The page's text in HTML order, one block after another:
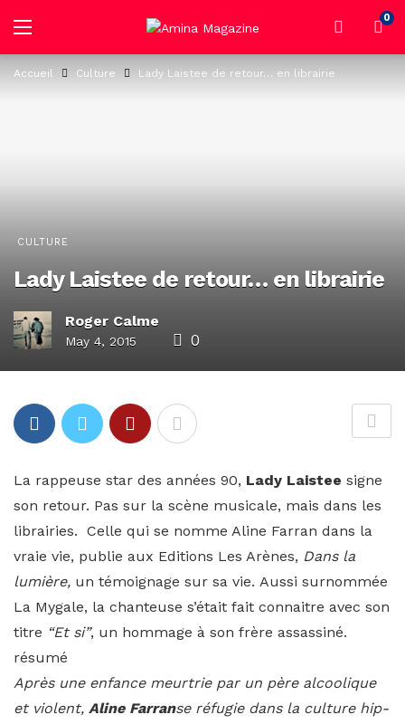
0
Accueil Culture Lady Laistee de retour… en librairie
CULTURE
Lady Laistee de retour… en librairie
Roger Calme
May 4, 2015 0
La rappeuse star des années 90, Lady Laistee signe
son retour. Pas sur la scène musicale, mais dans les
librairies. Celle qui se nomme Aline Farran dans la
vraie vie, publie aux Editions Les Arènes, Dans la
lumière, un témoignage sur sa vie. Aussi surnommée
La Mygale, la chanteuse s’était fait connaitre avec son
titre “Et si”, un hommage à son frère assassiné.
résumé
Après une enfance meurtrie par un père alcoolique
et violent, Aline Farranse réfugie dans la culture hip-